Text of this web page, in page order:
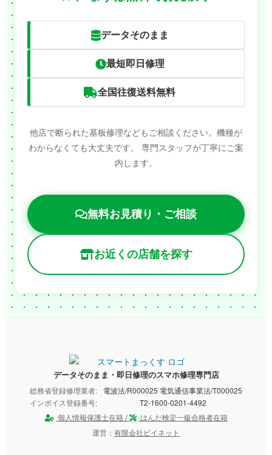
データそのまま
最短即日修理
全国往復送料無料
他店で断られた基板修理などもご相談ください。機種が
わからなくても大丈夫です。
専門スタッフが丁寧にご案
内します。
無料お見積り・ご相談
お近くの店舗を探す
データそのまま・即日修理のスマホ修理専門店
総務省登録修理業者:
電波法/R000025 電気通信事業法/T000025
インボイス登録番号:
T2-1600-0201-4492
個人情報保護士在籍 /
はんだ検定一級合格者在籍
運営： 有限会社ビイネット